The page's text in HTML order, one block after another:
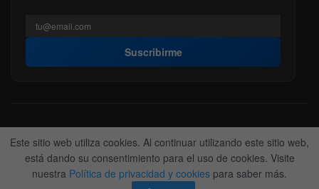
Suscribirme
Acerca de nosotros Politica Editorial
Nuestro Equipo
Contactanos
Anunciate
© 2022-2026BitFinanzas- Hecho porTeam DM. 😎
Este sitio web utiliza cookies. Al continuar utilizando este sitio web,
está dando su consentimiento para el uso de cookies. Visite
nuestra Política de privacidad y cookies para saber más.